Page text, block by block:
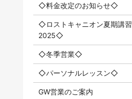
◇料金改定のお知らせ◇
◇ロストキャニオン夏期講習
2025◇
◇冬季営業◇
◇パーソナルレッスン◇
GW営業のご案内